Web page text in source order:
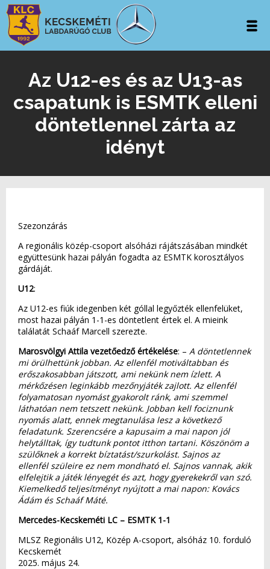
Az U12-es és az U13-as
csapatunk is ESMTK elleni
döntetlennel zárta az
idényt
Szezonzárás
A regionális közép-csoport alsóházi rájátszásában mindkét
együttesünk hazai pályán fogadta az ESMTK korosztályos
gárdáját.
U12:
Az U12-es fiúk idegenben két góllal legyőzték ellenfelüket,
most hazai pályán 1-1-es döntetlent értek el. A mieink
találatát Schaáf Marcell szerezte.
Marosvölgyi Attila vezetőedző értékelése: – A döntetlennek
mi örülhettünk jobban. Az ellenfél motiváltabban és
erőszakosabban játszott, ami nekünk nem ízlett. A
mérkőzésen leginkább mezőnyjáték zajlott. Az ellenfél
folyamatosan nyomást gyakorolt ránk, ami szemmel
láthatóan nem tetszett nekünk. Jobban kell fociznunk
nyomás alatt, ennek megtanulása lesz a következő
feladatunk. Szerencsére a kapusaim a mai napon jól
helytálltak, így tudtunk pontot itthon tartani. Köszönöm a
szülőknek a korrekt bíztatást/szurkolást. Sajnos az
ellenfél szüleire ez nem mondható el. Sajnos vannak, akik
elfelejtik a játék lényegét és azt, hogy gyerekekről van szó.
Kiemelkedő teljesítményt nyújtott a mai napon: Kovács
Ádám és Schaáf Máté.
Mercedes-Kecskeméti LC – ESMTK 1-1
MLSZ Regionális U12, Közép A-csoport, alsóház 10. forduló
Kecskemét
2025. május 24.